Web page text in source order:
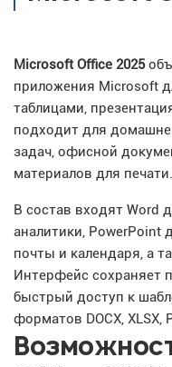
Microsoft Office 2025
приложения Microsoft
таблицами,
подходит для
задач, офисной
материалов для печати.
В состав входят Word
аналитики, PowerPoint
почты и календаря, а
Интерфейс сохраняет
быстрый доступ к
форматов DOCX, XLSX,